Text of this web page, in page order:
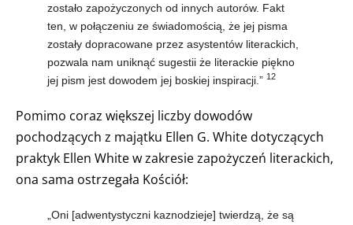
zostało zapożyczonych od innych autorów. Fakt
ten, w połączeniu ze świadomością, że jej pisma
zostały dopracowane przez asystentów literackich,
pozwala nam uniknąć sugestii że literackie piękno
jej pism jest dowodem jej boskiej inspiracji.” 12
Pomimo coraz większej liczby dowodów
pochodzących z majątku Ellen G. White dotyczących
praktyk Ellen White w zakresie zapożyczeń literackich,
ona sama ostrzegała Kościół:
„Oni [adwentystyczni kaznodzieje] twierdzą, że są